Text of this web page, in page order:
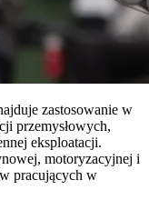
zastosowanie w
przemysłowych,
eksploatacji.
motoryzacyjnej i
pracujących w